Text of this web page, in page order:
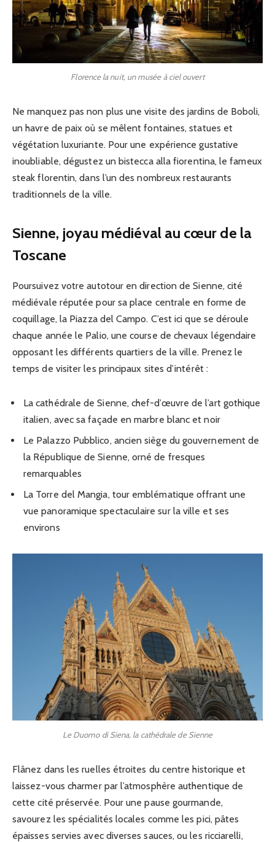
Florence la nuit, un musée à ciel ouvert
Ne manquez pas non plus une visite des jardins de Boboli,
un havre de paix où se mêlent fontaines, statues et
végétation luxuriante. Pour une expérience gustative
inoubliable, dégustez un bistecca alla fiorentina, le fameux
steak florentin, dans l’un des nombreux restaurants
traditionnels de la ville.
Sienne, joyau médiéval au cœur de la
Toscane
Poursuivez votre autotour en direction de Sienne, cité
médiévale réputée pour sa place centrale en forme de
coquillage, la Piazza del Campo. C’est ici que se déroule
chaque année le Palio, une course de chevaux légendaire
opposant les différents quartiers de la ville. Prenez le
temps de visiter les principaux sites d’intérêt :
La cathédrale de Sienne, chef-d’œuvre de l’art gothique
italien, avec sa façade en marbre blanc et noir
Le Palazzo Pubblico, ancien siège du gouvernement de
la République de Sienne, orné de fresques
remarquables
La Torre del Mangia, tour emblématique offrant une
vue panoramique spectaculaire sur la ville et ses
environs
Le Duomo di Siena, la cathédrale de Sienne
Flânez dans les ruelles étroites du centre historique et
laissez-vous charmer par l’atmosphère authentique de
cette cité préservée. Pour une pause gourmande,
savourez les spécialités locales comme les pici, pâtes
épaisses servies avec diverses sauces, ou les ricciarelli,